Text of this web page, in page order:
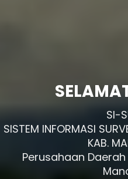
SI-
SISTEM INFORMASI
KAB.
Perusahaan